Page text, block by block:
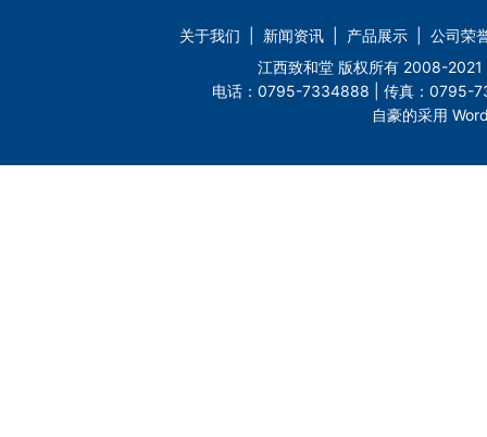
关于我们 新闻资讯 产品展示
公司荣
江西致和堂 版权所有 2008-
电话：0795-7334888 | 传真：0795-
自豪的采用